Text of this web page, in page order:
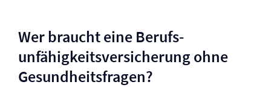
Wer braucht eine Berufs­
unfähigkeits­versicherung ohne
Gesundheitsfragen?